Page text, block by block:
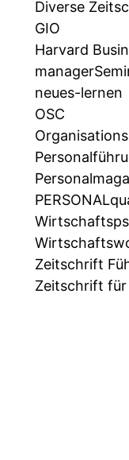
Diverse
GIO
Harvard
neues-lernen
OSC
Zeitschrift
Zeitschrift